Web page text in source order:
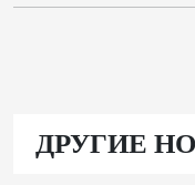
ДРУГИЕ